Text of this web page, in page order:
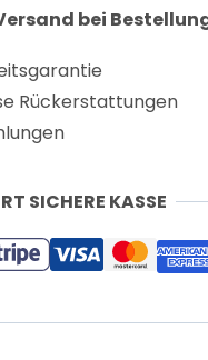
bei
Rückerstattungen
SICHERE KASSE